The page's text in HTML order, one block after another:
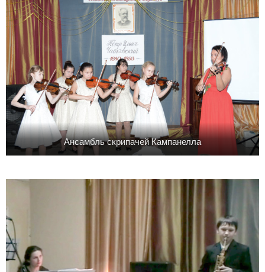
Ансамбль скрипачей Кампанелла